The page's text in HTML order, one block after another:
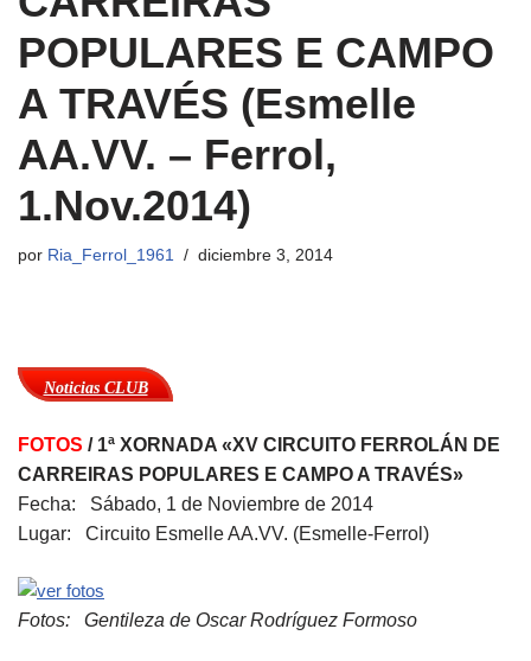
POPULARES E CAMPO
A TRAVÉS (Esmelle
AA.VV. – Ferrol,
1.Nov.2014)
por Ria_Ferrol_1961 diciembre 3, 2014
Noticias CLUB
FOTOS / 1ª XORNADA «XV CIRCUITO FERROLÁN DE
CARREIRAS POPULARES E CAMPO A TRAVÉS»
Fecha: Sábado, 1 de Noviembre de 2014
Lugar: Circuito Esmelle AA.VV. (Esmelle-Ferrol)
Fotos: Gentileza de Oscar Rodríguez Formoso